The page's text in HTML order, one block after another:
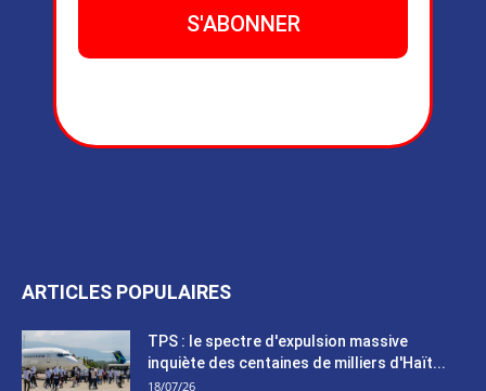
ARTICLES POPULAIRES
TPS : le spectre d'expulsion massive
inquiète des centaines de milliers d'Haït...
18/07/26